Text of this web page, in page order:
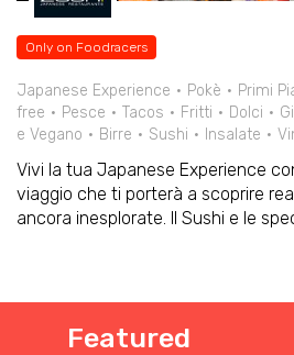
Only on Foodracers
Japanese Experience Pokè Primi
free
Pesce Tacos Fritti Dolci
e Vegano
Birre Sushi Insalate
Vivi la tua Japanese Experience
viaggio che ti porterà a scoprire
ancora inesplorate. Il Sushi e le
Featured